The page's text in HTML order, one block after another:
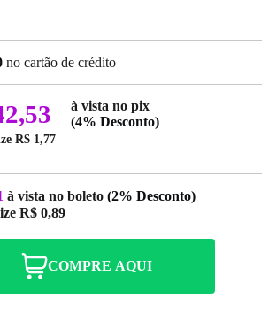
no cartão de crédito
à vista no pix
(4% Desconto)
R$ 1,77
à vista no boleto (2% Desconto)
R$ 0,89
COMPRE AQUI